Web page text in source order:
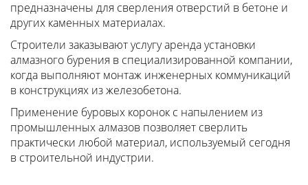
предназначены для сверления отверстий в бетоне и
других каменных материалах.
Строители заказывают услугу аренда установки
алмазного бурения в специализированной компании,
когда выполняют монтаж инженерных коммуникаций
в конструкциях из железобетона.
Применение буровых коронок с напылением из
промышленных алмазов позволяет сверлить
практически любой материал, используемый сегодня
в строительной индустрии.